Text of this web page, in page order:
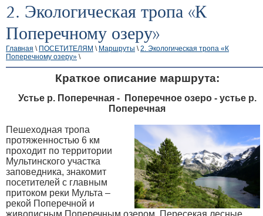
2. Экологическая тропа «К
Поперечному озеру»
Главная \ ПОСЕТИТЕЛЯМ \ Маршруты \2. Экологическая тропа «К
Поперечному озеру» \
Краткое описание маршрута:
Устье р. Поперечная - Поперечное озеро - устье р.
Поперечная
Пешеходная тропа
протяженностью 6 км
проходит по территории
Мультинского участка
заповедника, знакомит
посетителей с главным
притоком реки Мульта –
рекой Поперечной и
живописным Поперечным озером. Пересекая лесные